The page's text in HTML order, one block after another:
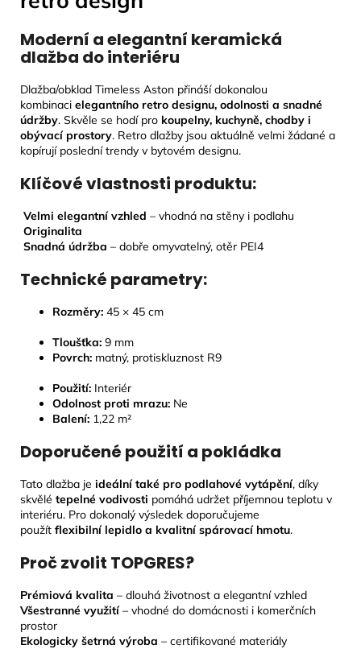
Moderní a elegantní keramická
dlažba do interiéru
Dlažba/obklad Timeless Aston přináší dokonalou
kombinaci elegantního retro designu, odolnosti a snadné
údržby. Skvěle se hodí pro koupelny, kuchyně, chodby i
obývací prostory. Retro dlažby jsou aktuálně velmi žádané a
kopírují poslední trendy v bytovém designu.
Klíčové vlastnosti produktu:
Velmi elegantní vzhled – vhodná na stěny i podlahu
Originalita
Snadná údržba – dobře omyvatelný, otěr PEI4
Technické parametry:
Rozměry: 45 × 45 cm
Tloušťka: 9 mm
Povrch: matný, protiskluznost R9
Použití: Interiér
Odolnost proti mrazu: Ne
Balení: 1,22 m²
Doporučené použití a pokládka
Tato dlažba je ideální také pro podlahové vytápění, díky
skvělé tepelné vodivosti pomáhá udržet příjemnou teplotu v
interiéru. Pro dokonalý výsledek doporučujeme
použít flexibilní lepidlo a kvalitní spárovací hmotu.
Proč zvolit TOPGRES?
Prémiová kvalita – dlouhá životnost a elegantní vzhled
Všestranné využití – vhodné do domácnosti i komerčních
prostor
Ekologicky šetrná výroba – certifikované materiály